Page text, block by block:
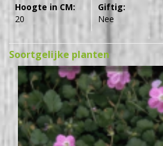
Hoogte in CM:
20
Giftig:
Nee
Soortgelijke planten